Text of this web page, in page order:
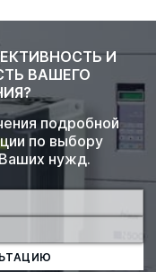
И
ВАШЕГО
подробной
по выбору
нужд.